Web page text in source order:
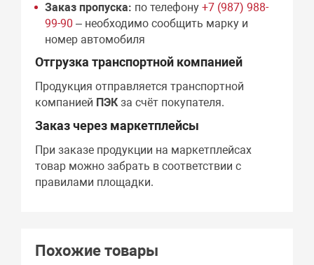
Заказ пропуска: по телефону+7 (987) 988-
99-90 – необходимо сообщить марку и
номер автомобиля
Отгрузка транспортной компанией
Продукция отправляется транспортной
компанией ПЭКза счёт покупателя.
Заказ через маркетплейсы
При заказе продукции на маркетплейсах
товар можно забрать в соответствии с
правилами площадки.
Похожие товары